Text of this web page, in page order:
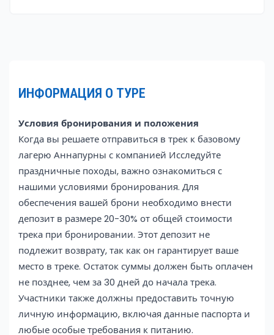
ИНФОРМАЦИЯ О ТУРЕ
Условия бронирования и положения
Когда вы решаете отправиться в трек к базовому
лагерю Аннапурны с компанией Исследуйте
праздничные походы, важно ознакомиться с
нашими условиями бронирования. Для
обеспечения вашей брони необходимо внести
депозит в размере 20-30% от общей стоимости
трека при бронировании. Этот депозит не
подлежит возврату, так как он гарантирует ваше
место в треке. Остаток суммы должен быть оплачен
не позднее, чем за 30 дней до начала трека.
Участники также должны предоставить точную
личную информацию, включая данные паспорта и
любые особые требования к питанию.